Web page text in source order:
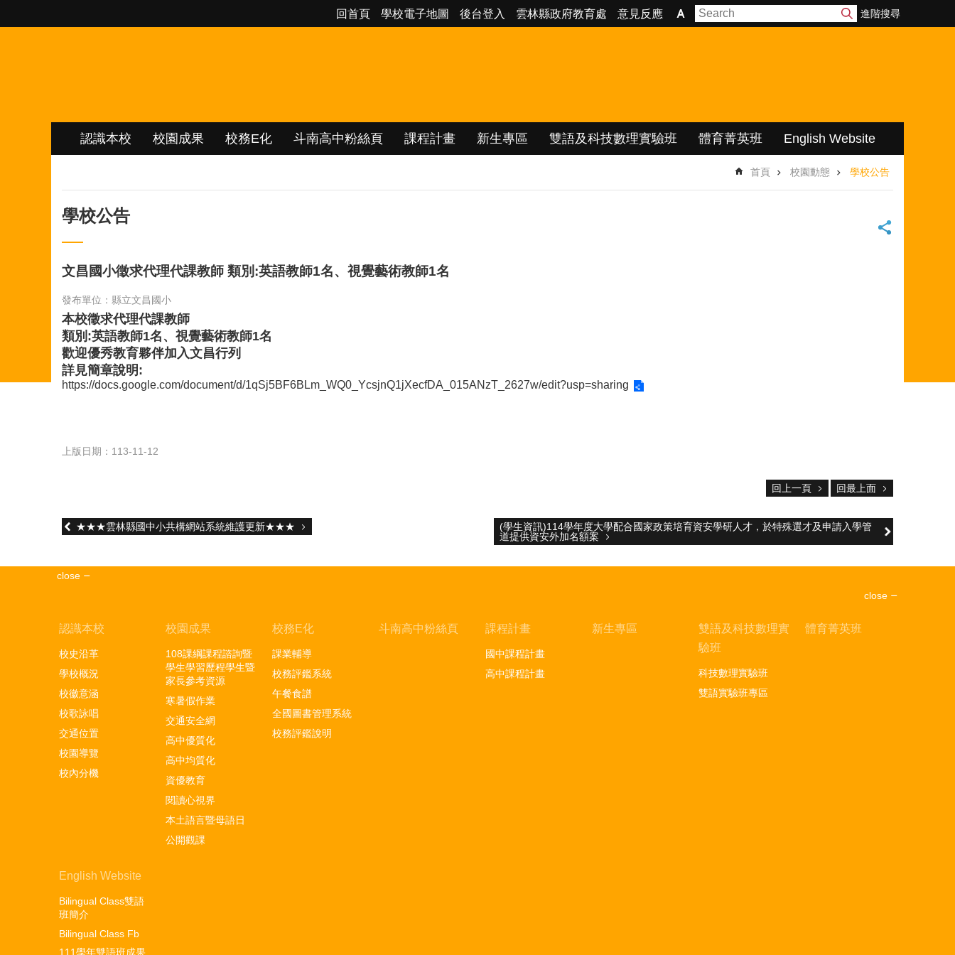
回首頁 學校電子地圖 後台登入 雲林縣政府教育處 意見反應 進階搜尋
認識本校 校園成果 校務E化 斗南高中粉絲頁 課程計畫 新生專區 雙語及科技數理實驗班 體育菁英班 English Website
首頁 校園動態 學校公告
學校公告
文昌國小徵求代理代課教師 類別:英語教師1名、視覺藝術教師1名
發布單位：縣立文昌國小
本校徵求代理代課教師
類別:英語教師1名、視覺藝術教師1名
歡迎優秀教育夥伴加入文昌行列
詳見簡章說明:
https://docs.google.com/document/d/1qSj5BF6BLm_WQ0_YcsjnQ1jXecfDA_015ANzT_2627w/edit?usp=sharing
上版日期：113-11-12
回上一頁 回最上面
★★★雲林縣國中小共構網站系統維護更新★★★
(學生資訊)114學年度大學配合國家政策培育資安學研人才，於特殊選才及申請入學管
道提供資安外加名額案
close
close
認識本校
校史沿革
學校概況
校徽意涵
校歌詠唱
交通位置
校園導覽
校內分機
校園成果
108課綱課程諮詢暨
學生學習歷程學生暨
家長參考資源
寒暑假作業
交通安全網
高中優質化
高中均質化
資優教育
閱讀心視界
本土語言暨母語日
公開觀課
校務E化
課業輔導
校務評鑑系統
午餐食譜
全國圖書管理系統
校務評鑑說明
斗南高中粉絲頁 課程計畫
國中課程計畫
高中課程計畫
新生專區
雙語及科技數理實
驗班
科技數理實驗班
雙語實驗班專區
體育菁英班
English Website
Bilingual Class雙語
班簡介
Bilingual Class Fb
111學年雙語班成果